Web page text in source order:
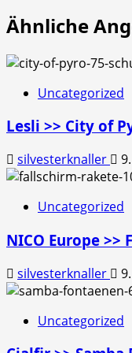
Ähnliche
Uncategorized
Lesli >> City of
silvesterknaller
Uncategorized
NICO Europe >>
silvesterknaller
Uncategorized